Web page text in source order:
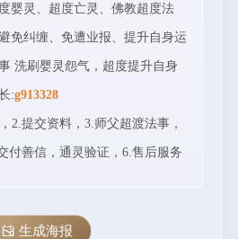
婴灵、超度亡灵、佛教超度法
免纠缠、免遭业报、提升自身运
洗刷婴灵怨气，超度提升自身
:g913328
2.提交资料，3.师父超渡法事，
付善信，通灵验证，6.售后服务
生成海报